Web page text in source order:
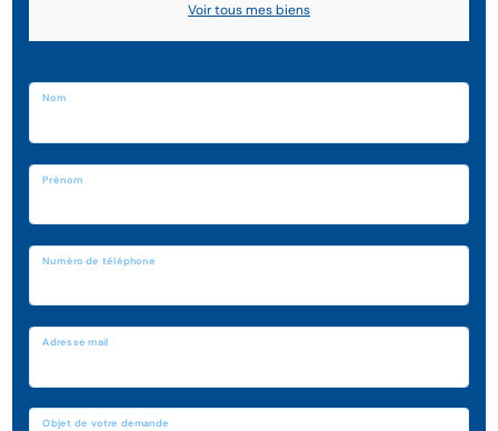
Voir tous mes biens
Nom
Prénom
Numéro de téléphone
Adresse mail
Objet de votre demande